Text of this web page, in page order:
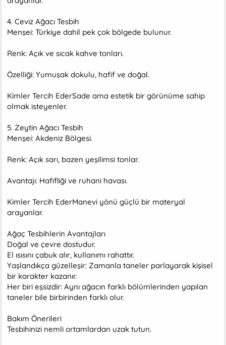
4. Ceviz Ağacı Tesbih
Menşei: Türkiye dahil pek çok bölgede bulunur.
Renk: Açık ve sıcak kahve tonları.
Özelliği: Yumuşak dokulu, hafif ve doğal.
Kimler Tercih EderSade ama estetik bir görünüme sahip
olmak isteyenler.
5. Zeytin Ağacı Tesbih
Menşei: Akdeniz Bölgesi.
Renk: Açık sarı, bazen yeşilimsi tonlar.
Avantajı: Hafifliği ve ruhani havası.
Kimler Tercih EderManevi yönü güçlü bir materyal
arayanlar.
Ağaç Tesbihlerin Avantajları
Doğal ve çevre dostudur.
El ısısını çabuk alır, kullanımı rahattır.
Yaşlandıkça güzelleşir: Zamanla taneler parlayarak kişisel
bir karakter kazanır.
Her biri eşsizdir: Aynı ağacın farklı bölümlerinden yapılan
taneler bile birbirinden farklı olur.
Bakım Önerileri
Tesbihinizi nemli ortamlardan uzak tutun.